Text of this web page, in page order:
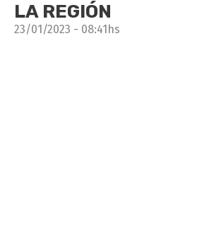
LA REGIÓN
23/01/2023 - 08:41hs